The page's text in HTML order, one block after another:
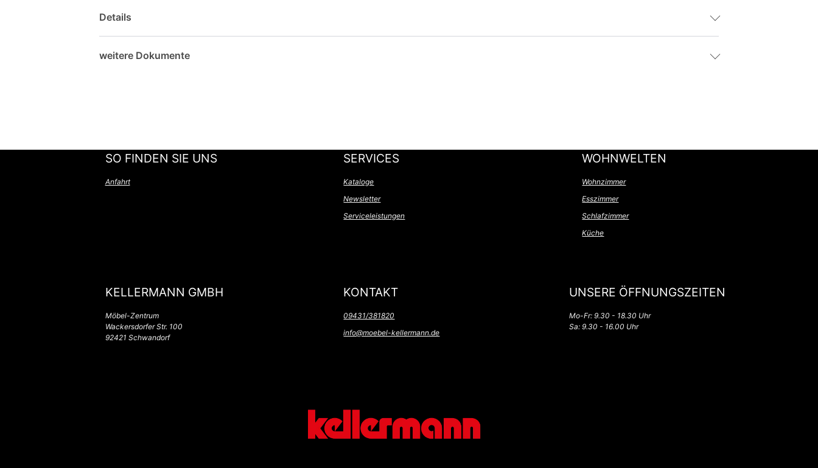
Details
weitere Dokumente
SO FINDEN SIE UNS
Anfahrt
SERVICES
Kataloge
Newsletter
Serviceleistungen
WOHNWELTEN
Wohnzimmer
Esszimmer
Schlafzimmer
Küche
KELLERMANN GMBH
Möbel-Zentrum
Wackersdorfer Str. 100
92421 Schwandorf
KONTAKT
09431/381820
info@moebel-kellermann.de
UNSERE ÖFFNUNGSZEITEN
Mo-Fr: 9.30 - 18.30 Uhr
Sa: 9.30 - 16.00 Uhr